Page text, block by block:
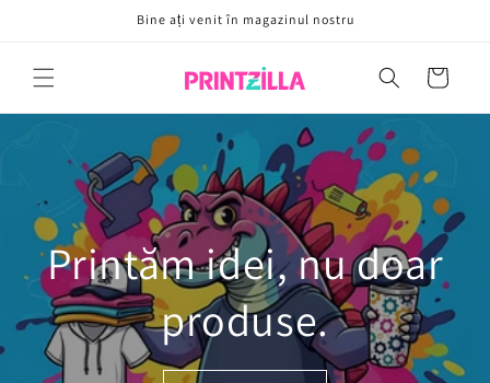
Bine ați venit în magazinul nostru
Coș
Printăm idei, nu doar
produse.